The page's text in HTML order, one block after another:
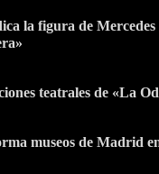
la figura de
teatrales de «La
museos de Madrid